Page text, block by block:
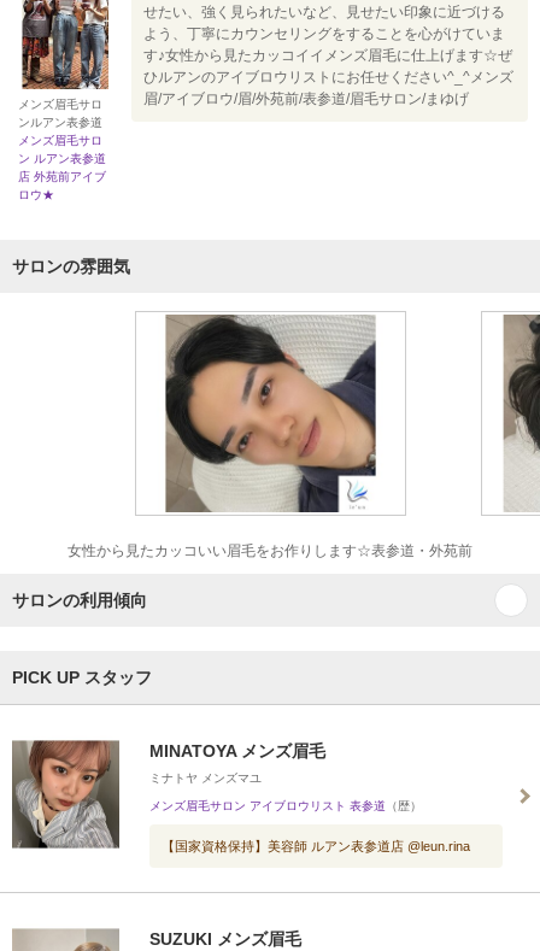
メンズ眉毛サロ
ンルアン表参道
メンズ眉毛サロ
ン ルアン表参道
店 外苑前アイブ
ロウ★
せたい、強く見られたいなど、見せたい印象に近づける
よう、丁寧にカウンセリングをすることを心がけていま
す♪女性から見たカッコイイメンズ眉毛に仕上げます☆ぜ
ひルアンのアイブロウリストにお任せください^_^メンズ
眉/アイブロウ/眉/外苑前/表参道/眉毛サロン/まゆげ
サロンの雰囲気
女性から見たカッコいい眉毛をお作りします☆表参道・外苑前
サロンの利用傾向
PICK UP スタッフ
MINATOYA メンズ眉毛
ミナトヤ メンズマユ
メンズ眉毛サロン アイブロウリスト 表参道 （歴）
【国家資格保持】美容師 ルアン表参道店 @leun.rina
SUZUKI メンズ眉毛